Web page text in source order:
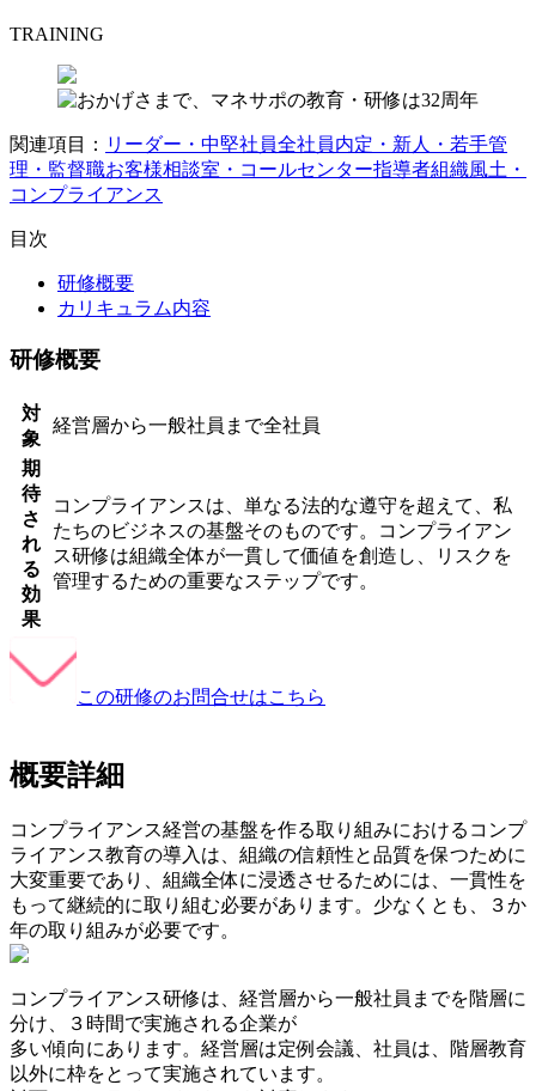
TRAINING
関連項目： リーダー・中堅社員全社員内定・新人・若手管
理・監督職お客様相談室・コールセンター指導者組織風土・
コンプライアンス
目次
研修概要
カリキュラム内容
研修概要
対
象
経営層から一般社員まで全社員
期
待
さ
れ
る
効
果
コンプライアンスは、単なる法的な遵守を超えて、私
たちのビジネスの基盤そのものです。コンプライアン
ス研修は組織全体が一貫して価値を創造し、リスクを
管理するための重要なステップです。
この研修のお問合せはこちら
概要詳細
コンプライアンス経営の基盤を作る取り組みにおけるコンプ
ライアンス教育の導入は、組織の信頼性と品質を保つために
大変重要であり、組織全体に浸透させるためには、一貫性を
もって継続的に取り組む必要があります。少なくとも、３か
年の取り組みが必要です。
コンプライアンス研修は、経営層から一般社員までを階層に
分け、３時間で実施される企業が
多い傾向にあります。経営層は定例会議、社員は、階層教育
以外に枠をとって実施されています。